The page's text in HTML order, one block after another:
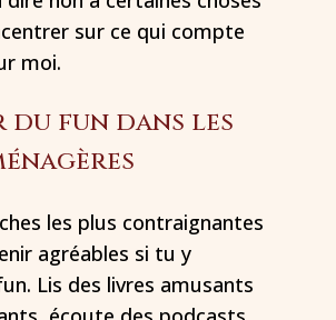
sur ce qui compte
moi.
fun dans les
les plus contraignantes
agréables si tu y
Lis des livres amusants